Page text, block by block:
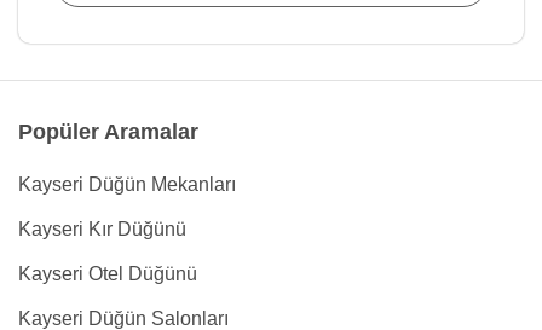
Popüler Aramalar
Kayseri Düğün Mekanları
Kayseri Kır Düğünü
Kayseri Otel Düğünü
Kayseri Düğün Salonları